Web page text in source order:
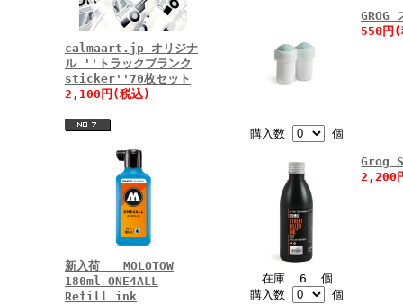
calmaart.jp オリジナ
ル ''トラックブランク
sticker''70枚セット
2,100円(税込)
新入荷 MOLOTOW
180ml ONE4ALL
Refill ink
購入数 個
550円
在庫 6 個
購入数
個
Grog
2,200